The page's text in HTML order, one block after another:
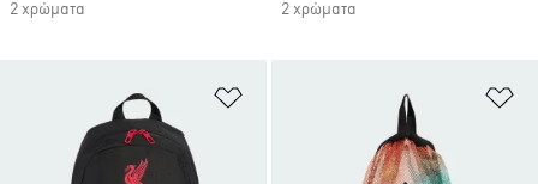
2 χρώματα
2 χρώματα
Προσθήκη στη Λίστα Επιθυμιών